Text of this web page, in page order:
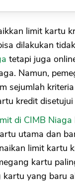
limit kartu
dilakukan
tetapi juga
Namun,
sejumlah
kredit
di CIMB Niaga
utama dan
limit kartu
kartu
kartu yang baru